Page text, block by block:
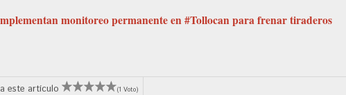
monitoreo permanente en #Tollocan para frenar tiraderos
este artículo (1 Voto)